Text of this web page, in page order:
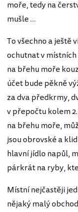
moře, tedy na
mušle …
To všechno a ještě
ochutnat v
na břehu moře
účet bude pěkně
za dva předkrmy,
v přepočtu kolem
na břehu moře,
jsou obrovské a
hlavní jídlo napůl,
párkrát na ryby,
Místní nejčastěji
nějaký malý